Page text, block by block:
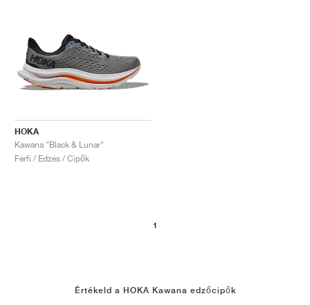
HOKA
Kawana "Black & Lunar"
Férfi / Edzés / Cipők
1
Értékeld a HOKA Kawana edzőcipők